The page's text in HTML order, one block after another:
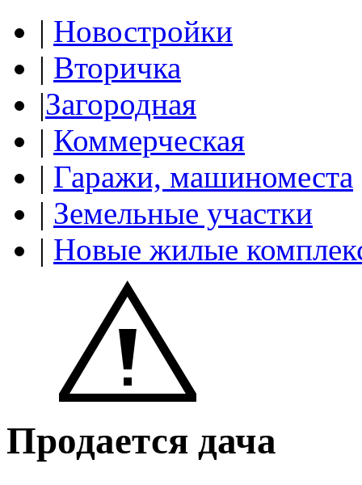
| Новостройки
| Вторичка
|Загородная
| Коммерческая
| Гаражи, машиноместа
| Земельные участки
| Новые жилые
Продается дача